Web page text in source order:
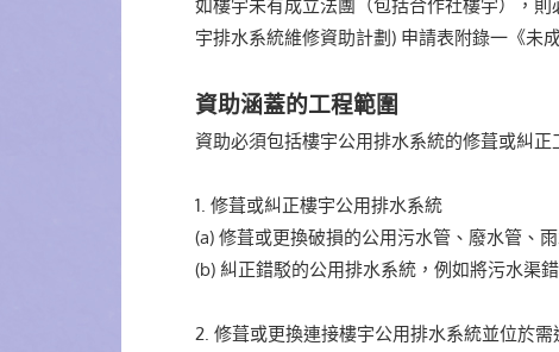
如樓宇未有成立法團（包括合作社樓宇），
宇排水系統維修資助計劃) 申請表附錄一《未
資助涵蓋的工程範圍
資助必須包括樓宇公用排水系統的修葺或糾
1. 修葺或糾正樓宇公用排水系統
(a) 修葺或更換破損的公用污水管、廢水管、
(b) 糾正錯駁的公用排水系統，例如將污水渠
2. 修葺或更換連接樓宇公用排水系統並位於